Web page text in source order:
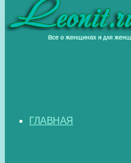
ГЛАВНАЯ